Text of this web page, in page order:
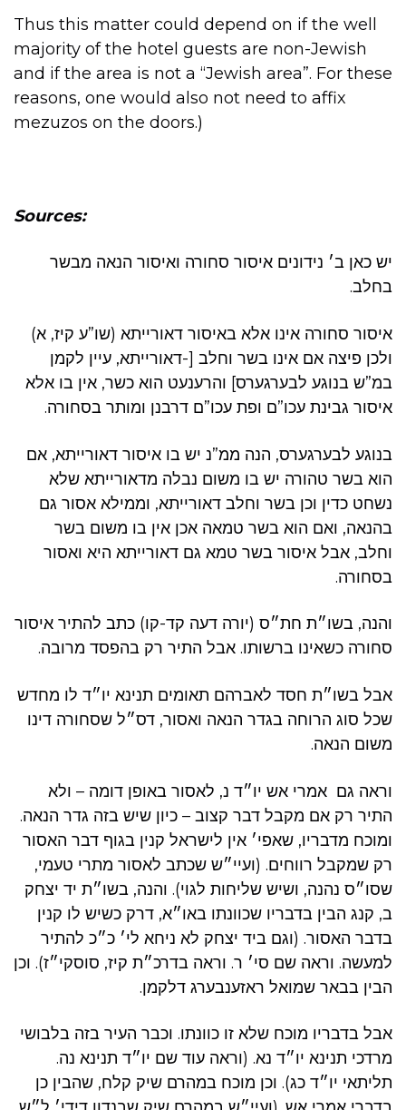
Thus this matter could depend on if the well
majority of the hotel guests are non-Jewish
and if the area is not a “Jewish area”. For these
reasons, one would also not need to affix
mezuzos on the doors.)
Sources:
יש כאן ב׳ נידונים איסור סחורה ואיסור הנאה מבשר
בחלב.
איסור סחורה אינו אלא באיסור דאורייתא (שו”ע קיז, א)
ולכן פיצה אם אינו בשר וחלב [-דאורייתא, עיין לקמן
במ”ש בנוגע לבערגערס] והרענעט הוא כשר, אין בו אלא
איסור גבינת עכו”ם ופת עכו”ם דרבנן ומותר בסחורה.
בנוגע לבערגערס, הנה ממ”נ יש בו איסור דאורייתא, אם
הוא בשר טהורה יש בו משום נבלה מדאורייתא שלא
נשחט כדין וכן בשר וחלב דאורייתא, וממילא אסור גם
בהנאה, ואם הוא בשר טמאה אכן אין בו משום בשר
וחלב, אבל איסור בשר טמא גם דאורייתא היא ואסור
בסחורה.
והנה, בשו״ת חת״ס (יורה דעה קד-קו) כתב להתיר איסור
סחורה כשאינו ברשותו. אבל התיר רק בהפסד מרובה.
אבל בשו״ת חסד לאברהם תאומים תנינא יו״ד לו מחדש
שכל סוג הרוחה בגדר הנאה ואסור, דס״ל שסחורה דינו
משום הנאה.
וראה גם אמרי אש יו״ד נ, לאסור באופן דומה – ולא
התיר רק אם מקבל דבר קצוב – כיון שיש בזה גדר הנאה.
ומוכח מדבריו, שאפי׳ אין לישראל קנין בגוף דבר האסור
רק שמקבל רווחים. (ועיי״ש שכתב לאסור מתרי טעמי,
שסו״ס נהנה, ושיש שליחות לגוי). והנה, בשו״ת יד יצחק
ב, קנג הבין בדבריו שכוונתו באו״א, דרק כשיש לו קנין
בדבר האסור. (וגם ביד יצחק לא ניחא לי׳ כ״כ להתיר
למעשה. וראה שם סי׳ ר. וראה בדרכ״ת קיז, סוסקי״ז). וכן
הבין בבאר שמואל ראזענבערג דלקמן.
אבל בדבריו מוכח שלא זו כוונתו. וכבר העיר בזה בלבושי
מרדכי תנינא יו״ד נא. (וראה עוד שם יו״ד תנינא נה.
תליתאי יו״ד כג). וכן מוכח במהרם שיק קלח, שהבין כן